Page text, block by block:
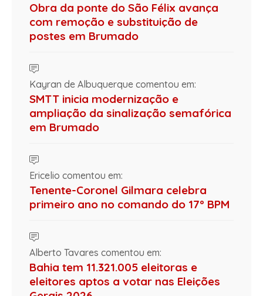
Obra da ponte do São Félix avança
com remoção e substituição de
postes em Brumado
Kayran de Albuquerque comentou em:
SMTT inicia modernização e
ampliação da sinalização semafórica
em Brumado
Ericelio comentou em:
Tenente-Coronel Gilmara celebra
primeiro ano no comando do 17º BPM
Alberto Tavares comentou em:
Bahia tem 11.321.005 eleitoras e
eleitores aptos a votar nas Eleições